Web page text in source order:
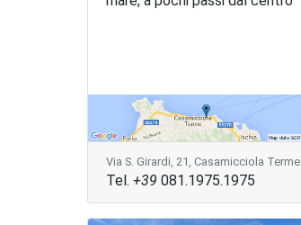
Via S. Girardi, 21, Casamicciola Terme
Tel. +39 081.1975.1975